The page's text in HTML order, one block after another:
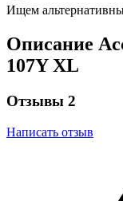
Ищем
Описание
107Y XL
Отзывы 2
Написать отзыв